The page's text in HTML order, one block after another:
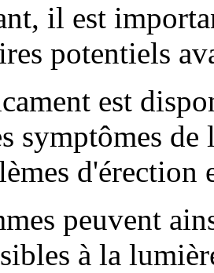
il est
potentiels
est
symptômes
d'érection
peuvent
à la